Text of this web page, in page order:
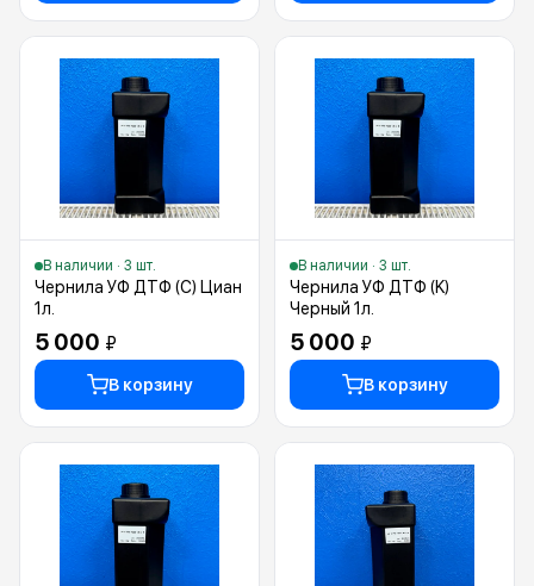
В наличии · 3 шт.
Чернила УФ ДТФ (C) Циан
1л.
5 000 ₽
В корзину
В наличии · 3 шт.
Чернила УФ ДТФ (K)
Черный 1л.
5 000 ₽
В корзину